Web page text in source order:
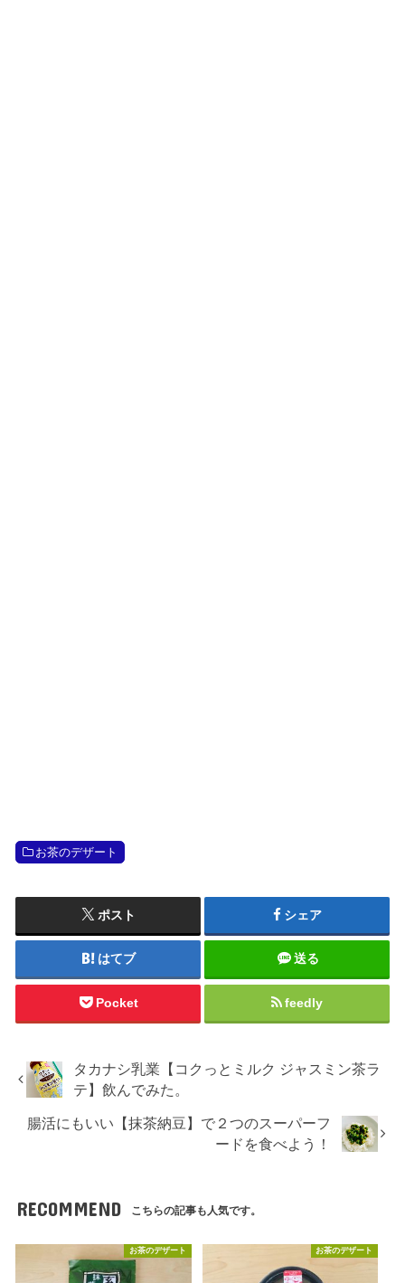
お茶のデザート
ポスト シェア
はてブ 送る
Pocket feedly
タカナシ乳業【コクっとミルク ジャスミン茶ラ
テ】飲んでみた。
腸活にもいい【抹茶納豆】で２つのスーパーフ
ードを食べよう！
RECOMMEND こちらの記事も人気です。
お茶のデザート お茶のデザート